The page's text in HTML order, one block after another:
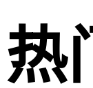
热